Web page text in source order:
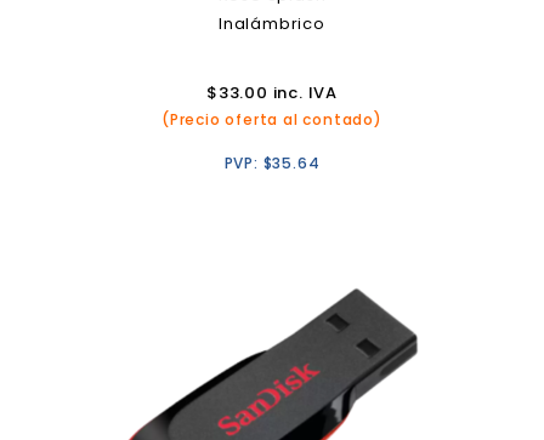
Inalámbrico
$33.00 inc. IVA
(Precio oferta al contado)
PVP: $35.64